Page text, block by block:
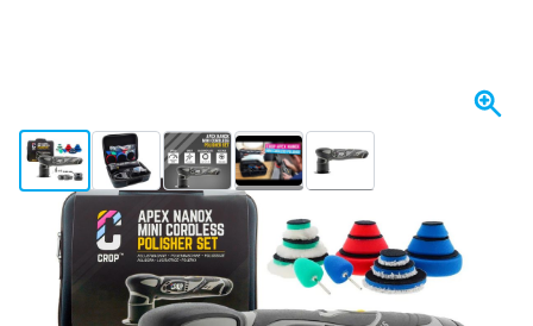
View larger imageView larger imageView larger imageView larger image
+13
Op voorraad
Uitvoering
CROP Apex NanoX Mini Accu Polijstmachine Set